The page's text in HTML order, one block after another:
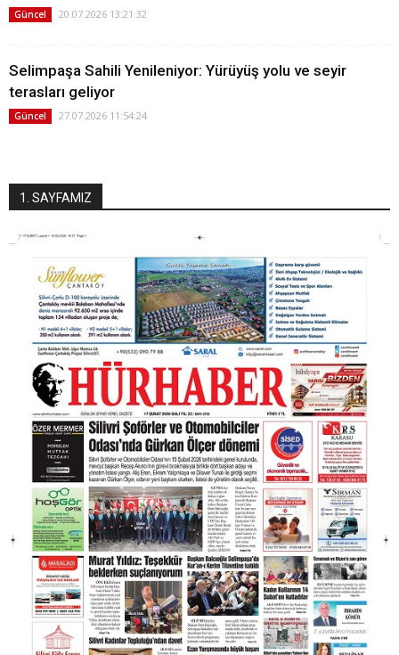
Güncel 20.07.2026 13:21:32
Selimpaşa Sahili Yenileniyor: Yürüyüş yolu ve seyir
terasları geliyor
Güncel 27.07.2026 11:54:24
1. SAYFAMIZ